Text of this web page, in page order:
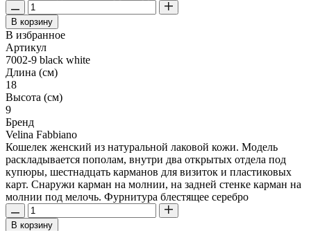
В корзину
В избранное
Артикул
7002-9 black white
Длина (см)
18
Высота (см)
9
Бренд
Velina Fabbiano
Кошелек женский из натуральной лаковой кожи. Модель
раскладывается пополам, внутри два открытых отдела под
купюры, шестнадцать карманов для визиток и пластиковых
карт. Снаружи карман на молнии, на задней стенке карман на
молнии под мелочь. Фурнитура блестящее серебро
В корзину